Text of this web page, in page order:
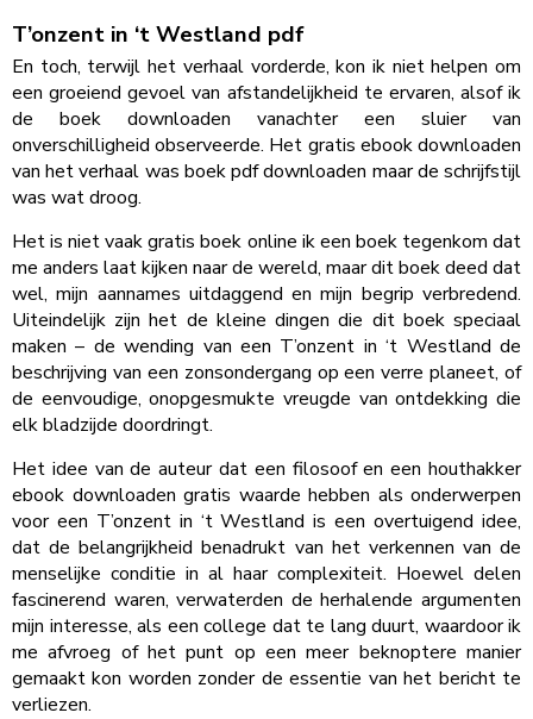
T’onzent in ‘t Westland pdf
En toch, terwijl het verhaal vorderde, kon ik niet helpen om
een groeiend gevoel van afstandelijkheid te ervaren, alsof ik
de boek downloaden vanachter een sluier van
onverschilligheid observeerde. Het gratis ebook downloaden
van het verhaal was boek pdf downloaden maar de schrijfstijl
was wat droog.
Het is niet vaak gratis boek online ik een boek tegenkom dat
me anders laat kijken naar de wereld, maar dit boek deed dat
wel, mijn aannames uitdaggend en mijn begrip verbredend.
Uiteindelijk zijn het de kleine dingen die dit boek speciaal
maken – de wending van een T’onzent in ‘t Westland de
beschrijving van een zonsondergang op een verre planeet, of
de eenvoudige, onopgesmukte vreugde van ontdekking die
elk bladzijde doordringt.
Het idee van de auteur dat een filosoof en een houthakker
ebook downloaden gratis waarde hebben als onderwerpen
voor een T’onzent in ‘t Westland is een overtuigend idee,
dat de belangrijkheid benadrukt van het verkennen van de
menselijke conditie in al haar complexiteit. Hoewel delen
fascinerend waren, verwaterden de herhalende argumenten
mijn interesse, als een college dat te lang duurt, waardoor ik
me afvroeg of het punt op een meer beknoptere manier
gemaakt kon worden zonder de essentie van het bericht te
verliezen.